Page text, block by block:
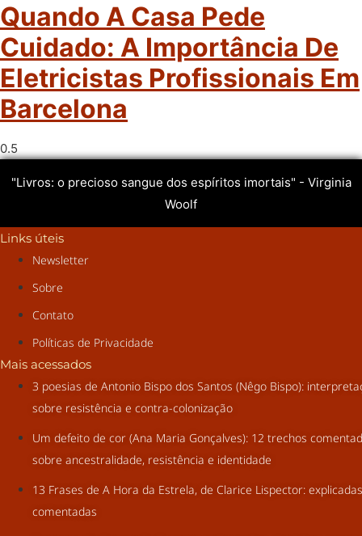
Quando A Casa Pede
Cuidado: A Importância De
Eletricistas Profissionais Em
Barcelona
"Livros: o precioso sangue dos espíritos imortais" - Virginia
Woolf
Links úteis
Newsletter
Sobre
Contato
Políticas de Privacidade
Mais acessados
3 poesias de Antonio Bispo dos Santos (Nêgo Bispo):
sobre resistência e contra-colonização
Um defeito de cor (Ana Maria Gonçalves): 12 trechos
sobre ancestralidade, resistência e identidade
13 Frases de A Hora da Estrela, de Clarice Lispector:
comentadas